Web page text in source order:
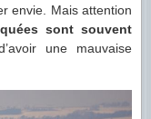
envie. Mais attention
sont souvent
une mauvaise